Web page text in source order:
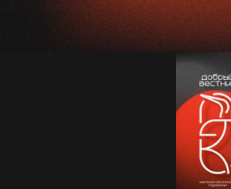
МЫ ЖДЕМ ВАС
В ГОСТИ
Чтобы дать вам действительно рабочее
подробнее обсудить ваш проект, задачу
заявку на сайте и Мы вам перезвоним!